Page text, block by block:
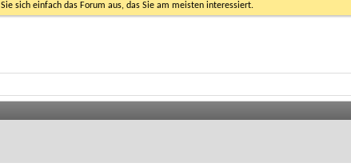
sich einfach das Forum aus, das Sie am meisten interessiert.